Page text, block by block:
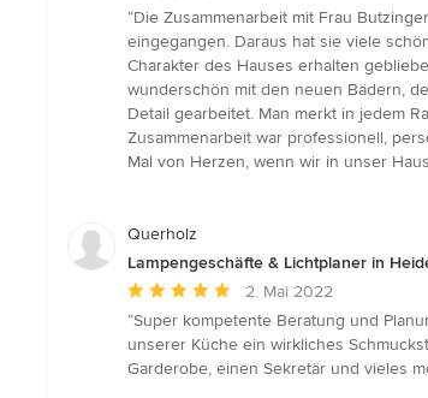
Bewertung:
5
von
5
Sternen
“Die Zusammenarbeit mit Frau
eingegangen. Daraus hat sie viele
Charakter des Hauses erhalten
wunderschön mit den neuen Bädern,
Detail gearbeitet. Man merkt in jedem
Zusammenarbeit war professionell,
Mal von Herzen, wenn wir in unser
Querholz
Lampengeschäfte & Lichtplaner in
Durchschnittliche
Bewertung:
5
von
2. Mai 2022
“Super kompetente Beratung und
unserer Küche ein wirkliches
Garderobe, einen Sekretär und vieles